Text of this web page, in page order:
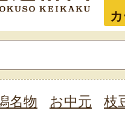
名物 お中元 枝